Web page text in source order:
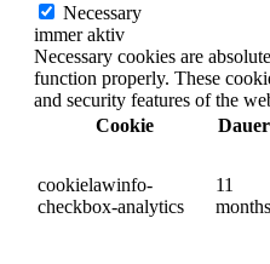
Necessary
immer aktiv
Necessary cookies are
function properly. These
and security features of the
Cookie
Dauer
cookielawinfo-
checkbox-analytics
11
months